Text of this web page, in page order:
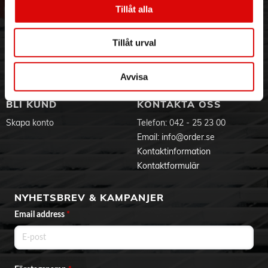
Tillåt alla
Tillåt urval
Avvisa
Visselblåsning
Aktuellt på Order
Ansökan om RMA
Godsefterlysning & Felleverans
Integritetspolicy
Om cookies
BLI KUND
Skapa konto
KONTAKTA OSS
Telefon: 042 - 25 23 00
Email: info@order.se
Kontaktinformation
Kontaktformulär
NYHETSBREV & KAMPANJER
Email address *